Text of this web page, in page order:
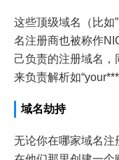
这些顶级域名（比如
名注册商也被称作
己负责的注册域名，
来负责解析如
域名劫持
无论你在哪家域名注